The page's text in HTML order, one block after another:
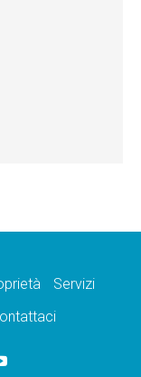
Servizi